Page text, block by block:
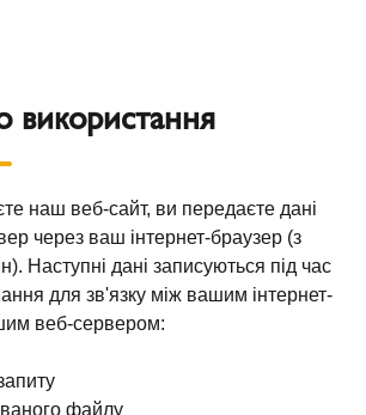
використання
наш веб-сайт, ви передаєте дані
через ваш інтернет-браузер (з
Наступні дані записуються під час
для зв'язку між вашим інтернет-
веб-сервером:
файлу